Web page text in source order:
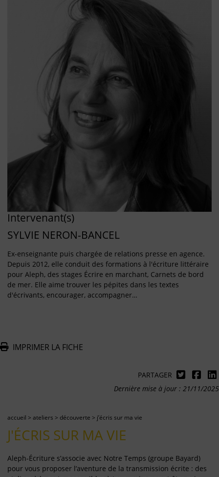
Intervenant(s)
SYLVIE NERON-BANCEL
Ex-enseignante puis chargée de relations presse en agence.
Depuis 2012, elle conduit des formations à l'écriture littéraire
pour Aleph, des stages Écrire en marchant, Carnets de bord
de mer. Elle aime trouver les pépites dans les textes
d'écrivants, encourager, accompagner…
IMPRIMER LA FICHE
PARTAGER
Dernière mise à jour : 21/11/2025
accueil > ateliers > découverte > j’écris sur ma vie
J'ÉCRIS SUR MA VIE
Aleph-Écriture s’associe avec Notre Temps (groupe Bayard)
pour vous proposer l’aventure de la transmission écrite : des